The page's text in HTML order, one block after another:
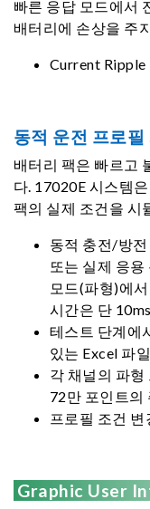
빠른 응답 모드에서
배터리에 손상을 주
Current Ripple
동적 운전 프로필
배터리 팩은 빠르고
다. 17020E 시스템
팩의 실제 조건을 시
동적 충전/방
또는 실제 응
모드(파형)에
시간은 단
테스트 단계에
있는 Excel 파
각 채널의 파
72만 포인트의
프로필 조건
Graphic User